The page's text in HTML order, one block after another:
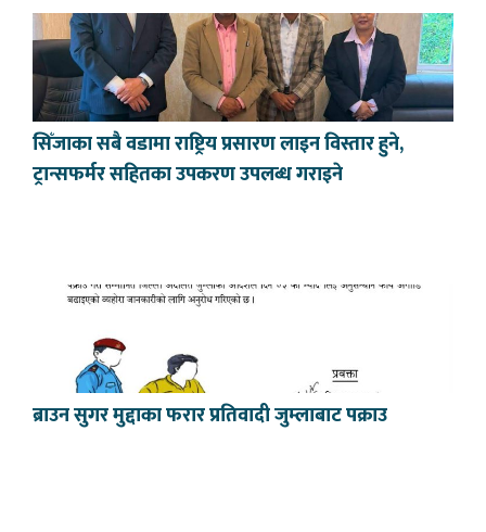
सिँजाका सबै वडामा राष्ट्रिय प्रसारण लाइन विस्तार हुने,
ट्रान्सफर्मर सहितका उपकरण उपलब्ध गराइने
ब्राउन सुगर मुद्दाका फरार प्रतिवादी जुम्लाबाट पक्राउ